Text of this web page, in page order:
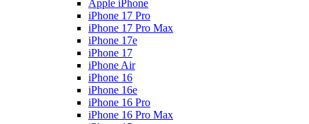
Apple iPhone
iPhone 17 Pro
iPhone 17 Pro Max
iPhone 17e
iPhone 17
iPhone Air
iPhone 16
iPhone 16e
iPhone 16 Pro
iPhone 16 Pro Max